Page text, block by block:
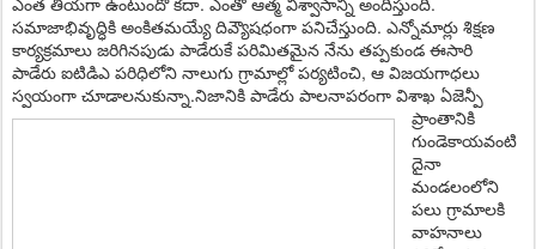
స‌మాజాభివృద్ధికి అంకిత‌మ‌య్యే దివ్యౌష‌ధంగా ప‌నిచేస్తుంది. ఎన్నోమార్లు శిక్షణ
కార్యక్రమాలు జరిగినపుడు పాడేరుకే పరిమితమైన నేను తప్పకుండ ఈసారి
పాడేరు ఐటిడిఎ పరిధిలోని నాలుగు గ్రామాల్లో పర్యటించి, ఆ విజయగాధలు
స్వయంగా చూడాలనుకున్నా.నిజానికి పాడేరు పాల‌నాప‌రంగా విశాఖ ఏజెన్పీ
ప్రాంతానికి
గుండెకాయ‌వంటి
దైనా
మండ‌లంలోని
ప‌లు గ్రామాల‌కి
వాహ‌నాలు